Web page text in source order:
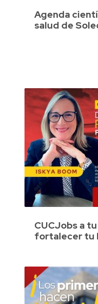
Agenda
salud de
CUCJobs a
fortalecer tu